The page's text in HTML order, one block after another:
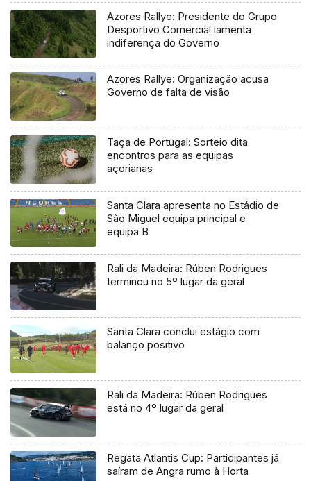
Azores Rallye: Presidente do Grupo
Desportivo Comercial lamenta
indiferença do Governo
Azores Rallye: Organização acusa
Governo de falta de visão
Taça de Portugal: Sorteio dita
encontros para as equipas
açorianas
Santa Clara apresenta no Estádio de
São Miguel equipa principal e
equipa B
Rali da Madeira: Rúben Rodrigues
terminou no 5º lugar da geral
Santa Clara conclui estágio com
balanço positivo
Rali da Madeira: Rúben Rodrigues
está no 4º lugar da geral
Regata Atlantis Cup: Participantes já
saíram de Angra rumo à Horta